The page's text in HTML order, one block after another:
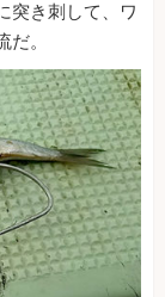
突き刺して、ワ
。